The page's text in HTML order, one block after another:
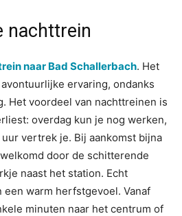
nachttrein
naar Bad Schallerbach. Het
ervaring, ondanks
Het voordeel van nachttreinen is
overdag kun je nog werken,
uur vertrek je. Bij aankomst bijna
door de schitterende
naast het station. Echt
een warm herfstgevoel. Vanaf
minuten naar het centrum of